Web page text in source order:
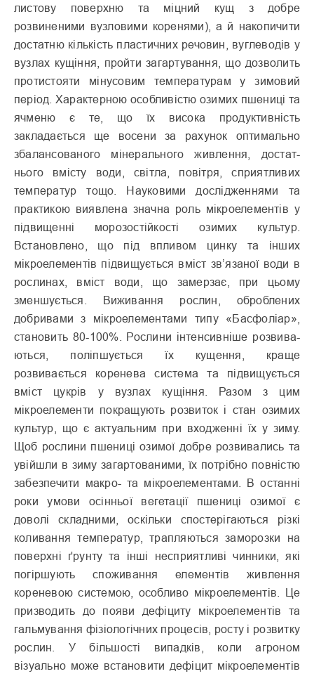
листову поверхню та міцний кущ з добре
розвиненими вузловими кореня­ми), а й накопичити
достатню кількість пластичних речовин, вуглеводів у
вузлах кущіння, пройти загартування, що дозво­лить
протистояти мінусовим тем­пературам у зимовий
період. Характерною особливістю ози­мих пшениці та
ячменю є те, що їх висока продуктивність
закладається ще восени за раху­нок оптимально
збалансованого мінерального живлення, достат­
нього вмісту води, світла, повітря, сприятливих
температур тощо. Науковими дослідженнями та
практикою виявлена значна роль мікроелементів у
підвищенні морозостійкості озимих культур.
Встановлено, що під впливом цинку та інших
мікроелементів підвищується вміст зв’язаної води в
рослинах, вміст води, що замерзає, при цьому
зменшується. Виживання рослин, оброблених
добривами з мікроелементами типу «Басфоліар»,
становить 80-100%. Рослини інтенсивніше розвива­
ються, поліпшується їх кущення, краще
розвивається коренева система та підвищується
вміст цукрів у вузлах кущіння. Разом з цим
мікроелементи покращують розвиток і стан ози­мих
культур, що є актуальним при входженні їх у зиму.
Щоб рослини пшениці озимої добре розвивались та
увійшли в зиму загартованими, їх потрібно повністю
забезпечити макро- та мікроелементами. В останні
роки умови осінньої вегетації пшениці озимої є
доволі складними, оскільки спостерігаються різкі
коливання температур, трапляються замо­розки на
поверхні ґрунту та інші несприятливі чинники, які
погіршують споживання елементів живлення
кореневою системою, особливо мікроеле­ментів. Це
призводить до появи дефіциту мікроелементів та
галь­мування фізіологічних процесів, росту і розвитку
рослин. У більшості випадків, коли агроном
візуально може встановити дефіцит мікроелементів